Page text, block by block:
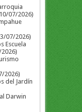
07/2026)
07/2026)
Escuela
2026)
del Jardín
Darwin